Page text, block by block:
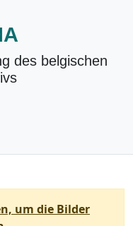
des belgischen
um die Bilder